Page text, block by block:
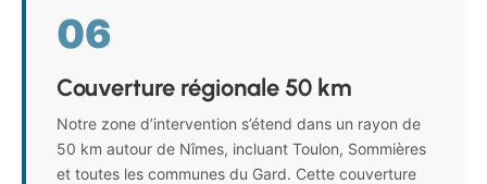
06
Couverture régionale 50 km
Notre zone d’intervention s’étend dans un rayon de
50 km autour de Nîmes, incluant Toulon, Sommières
et toutes les communes du Gard. Cette couverture